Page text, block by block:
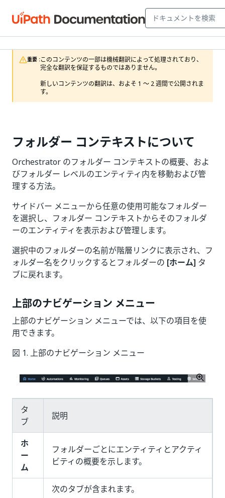
重要 :このコンテンツの一部は機械翻訳によって処理されており、
完全な翻訳を保証するものではありません。
新しいコンテンツの翻訳は、およそ 1 ～ 2 週間で公開されま
す。
フォルダー コンテキストについて
Orchestrator のフォルダー コンテキストの概要、およ
びフォルダー レベルのエンティティ内を移動および管
理する方法。
サイドバー メニューから任意の使用可能なフォルダー
を選択し、フォルダー コンテキストからそのフォルダ
ーのエンティティを表示および管理します。
選択中のフォルダーの名前が階層リンクに表示され、フ
ォルダー名をクリックするとフォルダーの [ホーム] タ
ブに戻れます。
上部のナビゲーション メニュー
上部のナビゲーション メニューでは、以下の項目を使
用できます。
図 1. 上部のナビゲーション メニュー
タ
ブ
説明
ホ
ー
ム
フォルダーごとにエンティティとアクティ
ビティの概要を示します。
次のタブが含まれます。